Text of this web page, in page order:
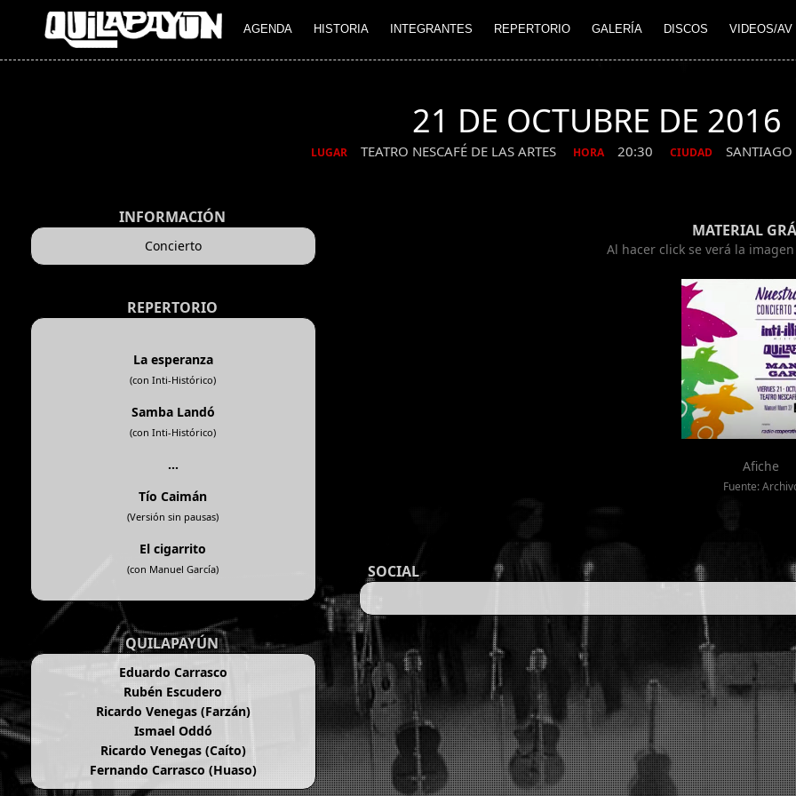
AGENDA HISTORIA INTEGRANTES REPERTORIO GALERÍA DISCOS VIDEOS/AV
21 DE OCTUBRE DE 2016
LUGAR TEATRO NESCAFÉ DE LAS ARTES HORA 20:30 CIUDAD SANTIAGO
INFORMACIÓN
Concierto
REPERTORIO
La esperanza
(con Inti-Histórico)
Samba Landó
(con Inti-Histórico)
...
Tío Caimán
(Versión sin pausas)
El cigarrito
(con Manuel García)
QUILAPAYÚN
Eduardo Carrasco
Rubén Escudero
Ricardo Venegas (Farzán)
Ismael Oddó
Ricardo Venegas (Caíto)
Fernando Carrasco (Huaso)
MATERIAL
Al hacer click se verá la
Afiche
Fuente:
SOCIAL